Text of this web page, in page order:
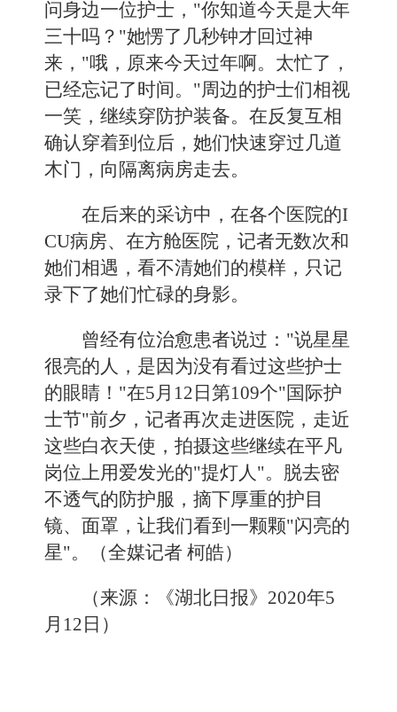
问身边一位护士，"你知道今天是大年
三十吗？"她愣了几秒钟才回过神
来，"哦，原来今天过年啊。太忙了，
已经忘记了时间。"周边的护士们相视
一笑，继续穿防护装备。在反复互相
确认穿着到位后，她们快速穿过几道
木门，向隔离病房走去。
在后来的采访中，在各个医院的I
CU病房、在方舱医院，记者无数次和
她们相遇，看不清她们的模样，只记
录下了她们忙碌的身影。
曾经有位治愈患者说过："说星星
很亮的人，是因为没有看过这些护士
的眼睛！"在5月12日第109个"国际护
士节"前夕，记者再次走进医院，走近
这些白衣天使，拍摄这些继续在平凡
岗位上用爱发光的"提灯人"。脱去密
不透气的防护服，摘下厚重的护目
镜、面罩，让我们看到一颗颗"闪亮的
星"。（全媒记者 柯皓）
（来源：《湖北日报》2020年5
月12日）